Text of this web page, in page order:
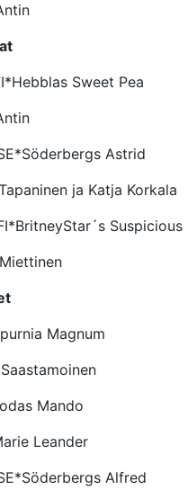
KCH
KCH
ja Katja Korkala
Leander
KCH